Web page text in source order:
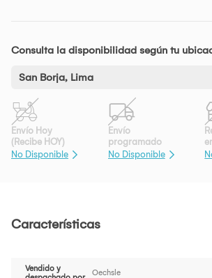
Consulta la disponibilidad según tu
San Borja, Lima
Envío Hoy
(Recibe HOY)
No Disponible
Envío
programado
No Disponible
Características
Vendido y
Oechsle